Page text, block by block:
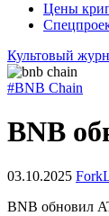
Цены
Культовый
#BNB Chain
BNB
03.10.2025
BNB обновил